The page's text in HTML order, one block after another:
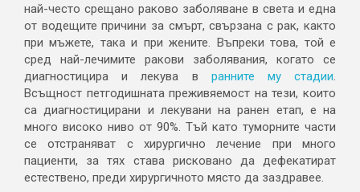
най-често срещано раково заболяване в света и една
от водещите причини за смърт, свързана с рак, както
при мъжете, така и при жените. Въпреки това, той е
сред най-лечимите ракови заболявания, когато се
диагностицира и лекува в ранните му стадии.
Всъщност петгодишната преживяемост на тези, които
са диагностицирани и лекувани на ранен етап, е на
много високо ниво от 90%. Тъй като туморните части
се отстраняват с хирургично лечение при много
пациенти, за тях става рисковано да дефекатират
естествено, преди хирургичното място да заздравее.